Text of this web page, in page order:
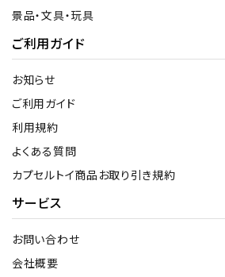
景品・文具・玩具
ご利用ガイド
お知らせ
ご利用ガイド
利用規約
よくある質問
カプセルトイ商品お取り引き規約
サービス
お問い合わせ
会社概要